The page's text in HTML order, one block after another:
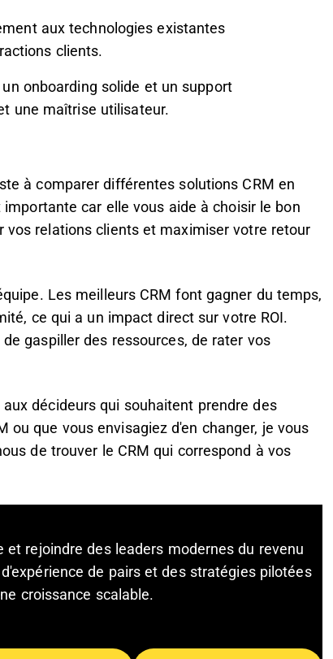
aux technologies existantes
clients.
onboarding solide et un support
une maîtrise utilisateur.
à comparer différentes solutions CRM en
car elle vous aide à choisir le bon
relations clients et maximiser votre retour
Les meilleurs CRM font gagner du temps,
ce qui a un impact direct sur votre ROI.
gaspiller des ressources, de rater vos
décideurs qui souhaitent prendre des
ou que vous envisagiez d'en changer, je vous
de trouver le CRM qui correspond à vos
rejoindre des leaders modernes du revenu
de pairs et des stratégies pilotées
croissance scalable.